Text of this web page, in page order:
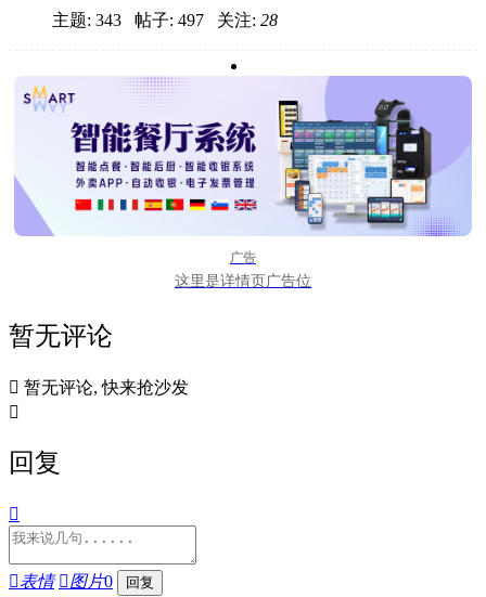
主题: 343 帖子: 497 关注: 28
广告
这里是详情页广告位
暂无评论
 暂无评论, 快来抢沙发

回复

表情 图片0